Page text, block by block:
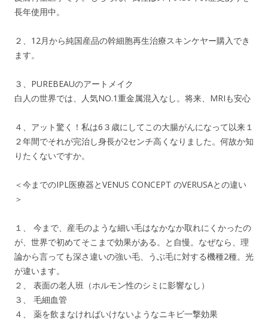
長年使用中。
２、12月から純国産品の幹細胞再生治療スキンケヤー購入でき
ます。
３、PUREBEAUのアートメイク
白人の世界では、人気NO.1重金属混入なし。将来、MRIも安心
４、アット驚く！私は6３歳にしてこの大腸がんになって以来１
２年間でそれが完治し身長が2センチ高くなりました。何故か知
りたくないですか。
＜今までのIPL医療器とVENUS CONCEPT のVERUSAとの違い
＞
１、 今まで、産毛のような細い毛はなかなか取れにくかったの
が、世界で初めてそこまで効果がある。と自慢。なぜなら、理
論から言っても深さ違いの強い毛、うぶ毛に対する機種2種。光
が違います。
２、 表面の老人班（ホルモン性のシミに影響なし）
３、 毛細血管
４、 薬を飲まなければいけないようなニキビ一撃効果